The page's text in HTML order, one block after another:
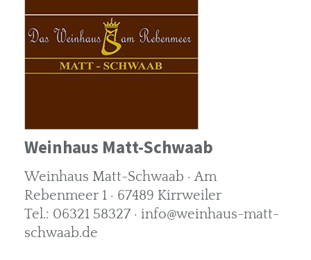
Weinhaus Matt-Schwaab
Weinhaus Matt-Schwaab · Am
Rebenmeer 1 · 67489 Kirrweiler
Tel.: 06321 58327 · info@weinhaus-matt-
schwaab.de